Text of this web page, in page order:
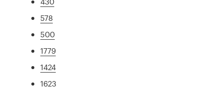
578
500
1779
1424
1623